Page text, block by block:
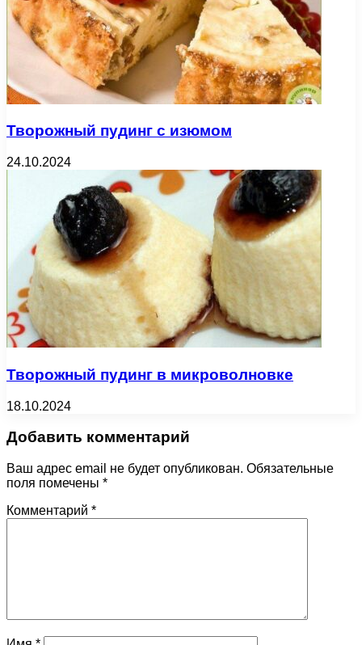
Творожный пудинг с изюмом
24.10.2024
Творожный пудинг в микроволновке
18.10.2024
Добавить комментарий
Ваш адрес email не будет опубликован. Обязательные
поля помечены *
Комментарий *